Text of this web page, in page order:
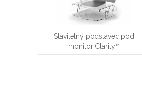
Stavitelný podstavec pod
monitor Clarity™